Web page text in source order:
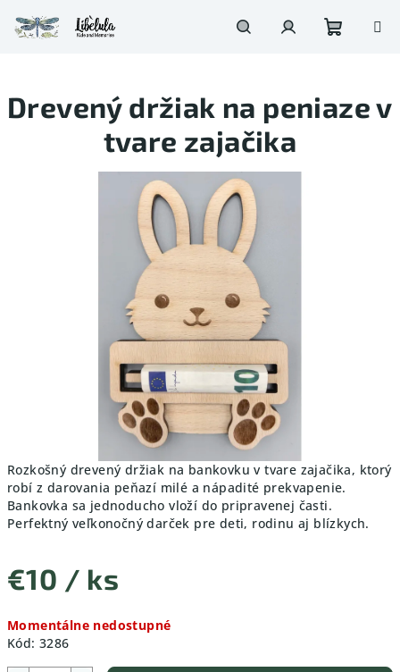
na
obsah
košík
Rozkošný drevený držiak na bankovkuvtvare zajačika, ktorý
robí z darovania peňazí milé a nápadité prekvapenie.
Bankovka sa jednoduchovloží do pripravenej časti.
Perfektnýveľkonočnýdarček pre deti, rodinuaj blízkych.
€10 / ks
cena:
Momentálne nedostupné
Kód: 3286
Drevený držiak na peniaze v
tvare zajačika